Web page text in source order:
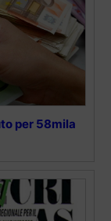
per 58mila